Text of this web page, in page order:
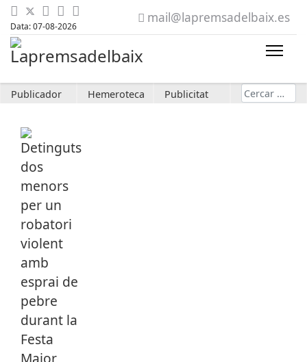
Data: 07-08-2026
mail@lapremsadelbaix.es
Publicador Hemeroteca Publicitat Cerca